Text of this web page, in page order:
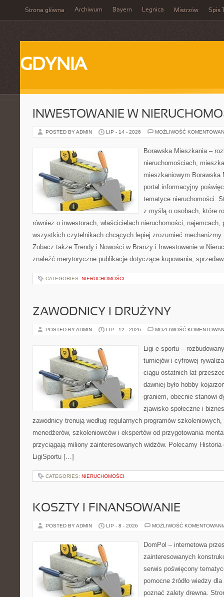
Strona główna Archiwum Bayern Legnica Mistrzów Spis
GDYNIA
INWESTOWANIE W
POSTED BY ADMIN LIP - 14 - 2026 MOŻLIWOŚĆ
Borawska Mieszkania –
nieruchomościach,
mieszkaniowym Borawska
portal informacyjny
tematyce nieruchomości.
z myślą o osobach, które
również o inwestorach, właścicielach nieruchomości, najemcach,
wszystkich czytelnikach chcących lepiej zrozumieć mechanizmy
Zobacz także Trendy i Nowości w Branży i Inwestowanie w
znaleźć merytoryczne publikacje dotyczące kupowania,
CATEGORIES: NIERUCHOMOŚCI
ZAWODNICY I DRUŻYNY
POSTED BY ADMIN LIP - 12 - 2026 MOŻLIWOŚĆ
Ligi e-sportu –
turniejów i cyfrowej
ciągu ostatnich lat
dawniej było hobby
graniem, obecnie stanowi
zjawisko społeczne i
zawodnicy trenują według regularnych programów
menedżerów, szkoleniowców i ekspertów od przygotowania
przyciągają miliony zainteresowanych widzów. Polecamy
LigiSportu […]
CATEGORIES: NIERUCHOMOŚCI
KOSZTY I FINANSOWANIE
POSTED BY ADMIN LIP - 8 - 2026 MOŻLIWOŚĆ
DomPol – internetowa
zainteresowanych
serwis poświęcony
pomocne źródło wiedzy
poznać zalety drewna.